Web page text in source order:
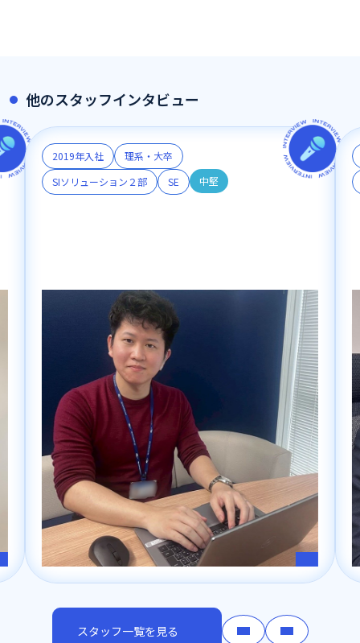
他のスタッフインタビュー
2019年入社
理系・大卒
SIソリューション２部
SE 中堅
スタッフ一覧を見る